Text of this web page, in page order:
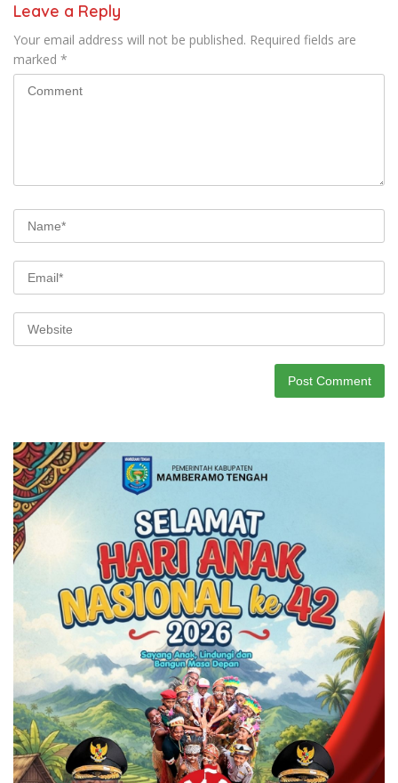
Leave a Reply
Your email address will not be published. Required fields are
marked *